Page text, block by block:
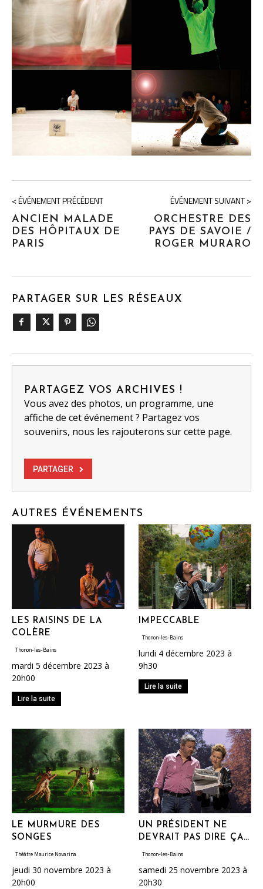
< ÉVÉNEMENT PRÉCÉDENT
ANCIEN MALADE
DES HÔPITAUX DE
PARIS
ÉVÉNEMENT SUIVANT >
ORCHESTRE DES
PAYS DE SAVOIE /
ROGER MURARO
PARTAGER SUR LES RÉSEAUX
PARTAGEZ VOS ARCHIVES !
Vous avez des photos, un programme, une
affiche de cet événement ? Partagez vos
souvenirs, nous les rajouterons sur cette page.
PARTAGER
AUTRES ÉVÉNEMENTS
LES RAISINS DE LA
COLÈRE
Thonon-les-Bains
mardi 5 décembre 2023 à
20h00
Lire la suite
IMPECCABLE
Thonon-les-Bains
lundi 4 décembre 2023 à
9h30
Lire la suite
LE MURMURE DES
SONGES
Théâtre Maurice Novarina
jeudi 30 novembre 2023 à
20h00
UN PRÉSIDENT NE
DEVRAIT PAS DIRE ÇA…
Thonon-les-Bains
samedi 25 novembre 2023 à
20h30